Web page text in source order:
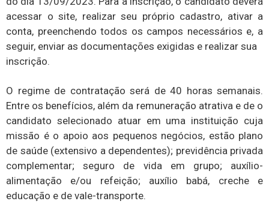
acessar o site, realizar seu próprio cadastro, ativar a
conta, preenchendo todos os campos necessários e, a
seguir, enviar as documentações exigidas e realizar sua
inscrição.
O regime de contratação será de 40 horas semanais.
Entre os benefícios, além da remuneração atrativa e de o
candidato selecionado atuar em uma instituição cuja
missão é o apoio aos pequenos negócios, estão plano
de saúde (extensivo a dependentes); previdência privada
complementar; seguro de vida em grupo; auxílio-
alimentação e/ou refeição; auxílio babá, creche e
educação e de vale-transporte.